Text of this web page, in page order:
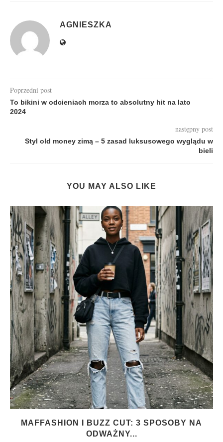
AGNIESZKA
Poprzedni post
To bikini w odcieniach morza to absolutny hit na lato
2024
następny post
Styl old money zimą – 5 zasad luksusowego wyglądu w
bieli
YOU MAY ALSO LIKE
MAFFASHION I BUZZ CUT: 3 SPOSOBY NA
ODWAŻNY...